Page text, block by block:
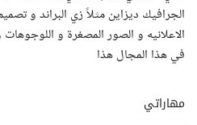
الجرافيك ديزاين مثلاً زي البراند و
الاعلانيه و الصور المصغرة و
في هذا المجال هذا
مهاراتي